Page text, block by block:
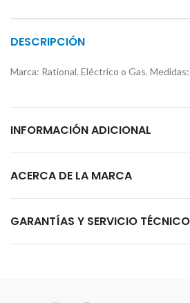
DESCRIPCIÓN
Marca: Rational. Eléctrico o Gas.
INFORMACIÓN ADICIONAL
ACERCA DE LA MARCA
GARANTÍAS Y SERVICIO TÉCNICO